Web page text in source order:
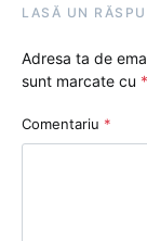
LASĂ UN
Adresa ta de
sunt marcate cu *
Comentariu *